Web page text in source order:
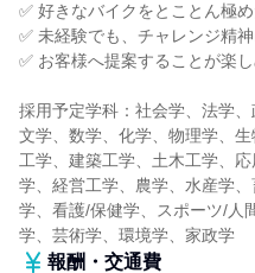
✅ 好きなバイクをとことん極
✅ 未経験でも、チャレンジ精
✅ お客様へ提案することが楽
採用予定学科：社会学、法学
文学、数学、化学、物理学、
工学、建築工学、土木工学、
学、経営工学、農学、水産学
学、看護/保健学、スポーツ/人
学、芸術学、環境学、家政学
報酬・交通費